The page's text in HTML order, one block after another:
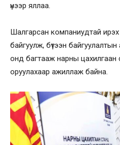
үнээр яллаа.
Шалгарсан компаниудтай
байгуулж, бүтээн байгуулалтын
онд багтааж нарны цахилгаан
оруулахаар ажиллаж байна.